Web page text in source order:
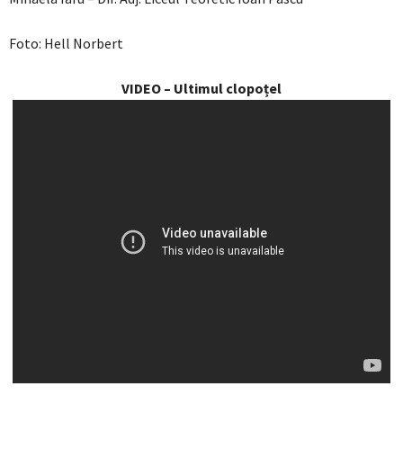
Foto: Hell Norbert
VIDEO – Ultimul clopoțel